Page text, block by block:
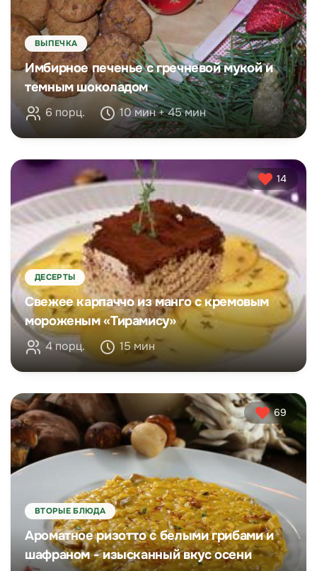
ВЫПЕЧКА
Имбирное печенье с гречневой мукой и
темным шоколадом
6 порц. 10 мин + 45 мин
14
ДЕСЕРТЫ
Свежее карпаччо из манго с кремовым
мороженым «Тирамису»
4 порц. 15 мин
69
ВТОРЫЕ БЛЮДА
Ароматное ризотто с белыми грибами и
шафраном - изысканный вкус осени